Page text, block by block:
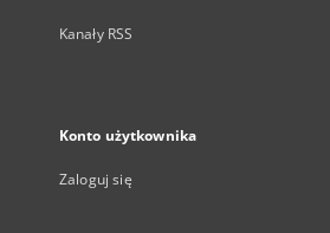
Kanały RSS
Konto użytkownika
Zaloguj się